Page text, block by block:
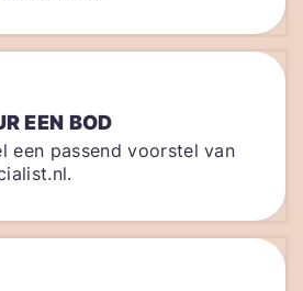
EEN BOD
een passend voorstel van